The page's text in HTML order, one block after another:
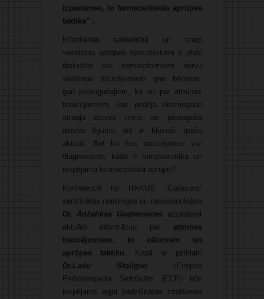
izpausmes, to farmaceitiskās aprūpes
taktika” .
Mūsdienās sabiedrībā un starp
veselības aprūpes speciālistiem ir plaši
diskutēts par somatoformiem nervu
sistēmas traucējumiem gan bērniem,
gan pieaugušajiem, kā arī par atmiņas
traucējumiem, kas pēdējā desmitgadē
straujā dzīves ritma un pieaugušā
dzīves ilguma dēļ ir kļuvuši īpašu
aktuāli. Bet kā šos traucējumus var
diagnosticēt, kāda ir simptomātika un
iespējamā farmaceitiskā aprūpe?
Konferencē no RAKUS “Gaiļezers”
sertificētas neiroloģes un neirosonoloģes
Dr. Anželikas Gudrenieces uzzināsiet
aktuālo informāciju par atmiņas
traucējumiem, to cēloņiem un
aprūpes taktiku . Kopā ar psihiatri
Dr.Ladu Stoligvo (Eiropas
Psihoterapeita Sertifikāts (ECP) būs
iespējams iegūt padziļinātas zināšanas